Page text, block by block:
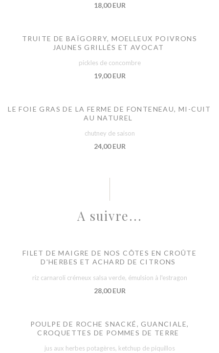
18,00 EUR
TRUITE DE BAÏGORRY, MOELLEUX POIVRONS
JAUNES GRILLÉS ET AVOCAT
pickles de concombre
19,00 EUR
LE FOIE GRAS DE LA FERME DE FONTENEAU, MI-CUIT
AU NATUREL
chutney de saison
24,00 EUR
A suivre...
FILET DE MAIGRE DE NOS CÔTES EN CROÛTE
D'HERBES ET ACHARD DE CITRONS
riz carnaroli crémeux salsa verde, émulsion à l'estragon
28,00 EUR
POULPE DE ROCHE SNACKÉ, GUANCIALE,
CROQUETTES DE POMMES DE TERRE
jus aux herbes potagères, ketchup de piquillos